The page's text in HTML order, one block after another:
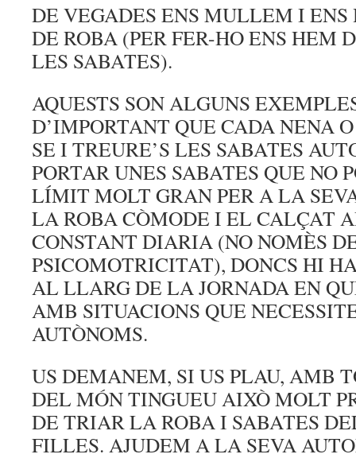
DE VEGADES ENS MULLEM I
DE ROBA (PER FER-HO ENS HEM
LES SABATES).
AQUESTS SON ALGUNS
D’IMPORTANT QUE CADA NENA
SE I TREURE’S LES SABATES
PORTAR UNES SABATES QUE NO
LÍMIT MOLT GRAN PER A LA
LA ROBA CÒMODE I EL CALÇAT
CONSTANT DIARIA (NO NOMÈS
PSICOMOTRICITAT), DONCS HI
AL LLARG DE LA JORNADA EN
AMB SITUACIONS QUE
AUTÒNOMS.
US DEMANEM, SI US PLAU, AMB
DEL MÓN TINGUEU AIXÒ MOLT
DE TRIAR LA ROBA I SABATES
FILLES. AJUDEM A LA SEVA